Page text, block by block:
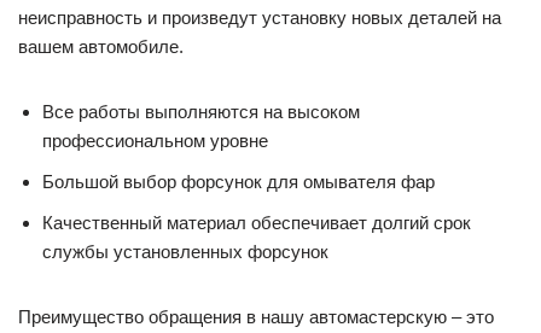
неисправность и произведут установку новых деталей на
вашем автомобиле.
Все работы выполняются на высоком
профессиональном уровне
Большой выбор форсунок для омывателя фар
Качественный материал обеспечивает долгий срок
службы установленных форсунок
Преимущество обращения в нашу автомастерскую – это